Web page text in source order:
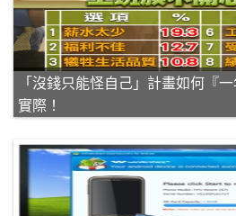
「沒錢只能怪自己」計畫如何『
實際！